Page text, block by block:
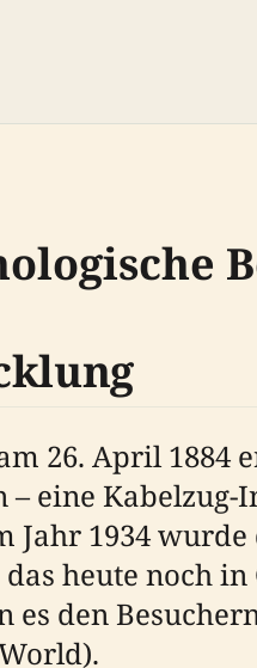
26. April
eine
Jahr 1934
heute noch
es den